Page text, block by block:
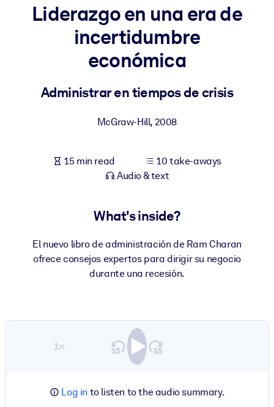
For LMS/LXP
Bring bite-sized, verified knowledge into your LMS/LXP for
For Corporate Libraries
Enrich your corporate library with trusted, ready-to-use business
Fuel your AI systems with reliable, structured knowledge to
Liderazgo en una era de
incertidumbre
económica
Administrar en tiempos de crisis
McGraw-Hill, 2008
15 min read
10 take-aways
Audio & text
What's inside?
El nuevo libro de administración de Ram Charan
ofrece consejos expertos para dirigir su negocio
durante una recesión.
1×
Log in to listen to the audio summary.